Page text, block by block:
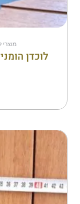
מוצרי
לוכדן הומני 101 ס"מ שחור (ראש רגיל)